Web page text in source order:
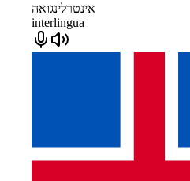
אינטרלינגואה
interlingua